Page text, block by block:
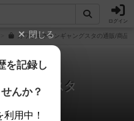
ログイン
カワサキネオンギャングスタの通販/商品
ャングスタ
示板
閉じる
を記録し
んか？
用中！